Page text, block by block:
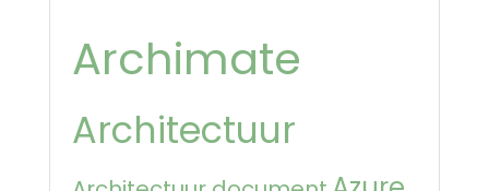
Archimate
Architectuur